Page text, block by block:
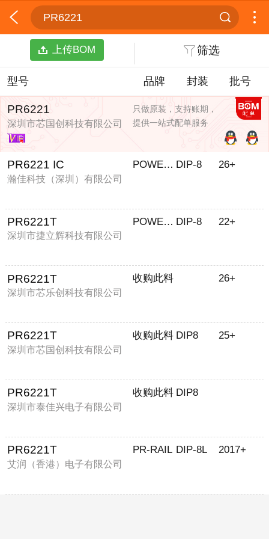
PR6221
上传BOM 筛选
型号 品牌 封装 批号
PR6221
深圳市芯国创科技有限公司
只做原装，支持账期，
提供一站式配单服务
PR6221 IC
瀚佳科技（深圳）有限公司
POWER/民展 DIP-8 26+
PR6221T
深圳市捷立辉科技有限公司
POWER-R DIP-8 22+
PR6221T
深圳市芯乐创科技有限公司
收购此料 26+
PR6221T
深圳市芯国创科技有限公司
收购此料 DIP8 25+
PR6221T
深圳市泰佳兴电子有限公司
收购此料 DIP8
PR6221T
艾润（香港）电子有限公司
PR-RAIL DIP-8L 2017+